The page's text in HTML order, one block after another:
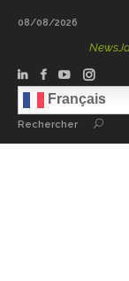
08/08/2026
Français
Rechercher